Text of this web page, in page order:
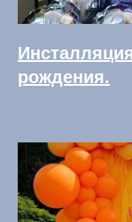
рождения.